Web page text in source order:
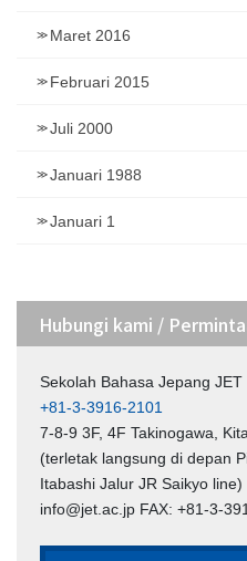
Maret 2016
Februari 2015
Juli 2000
Januari 1988
Januari 1
Hubungi kami /
Sekolah Bahasa Jepang JET
+81-3-3916-2101
7-8-9 3F, 4F Takinogawa,
(terletak langsung di depan
Itabashi Jalur JR Saikyo line)
info@jet.ac.jp FAX: +81-3-